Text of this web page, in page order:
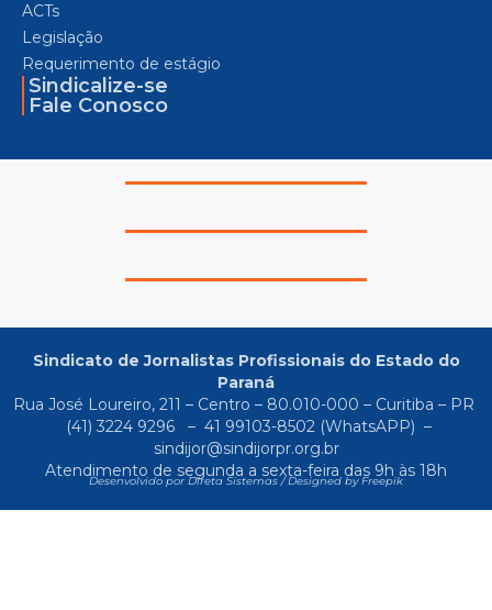
ACTs
Legislação
Requerimento de estágio
Sindicalize-se
Fale Conosco
Sindicato de Jornalistas Profissionais do Estado do
Paraná
Rua José Loureiro, 211 – Centro – 80.010-000 – Curitiba – PR
(41) 3224 9296
– 41 99103-8502(WhatsAPP) –
sindijor@sindijorpr.org.br
Atendimento de segunda a sexta-feira das 9h às 18h
Desenvolvido por Direta Sistemas /Designed by Freepik